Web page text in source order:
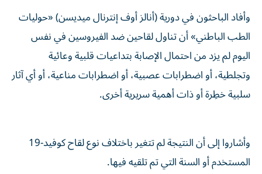
وأفاد الباحثون في دورية (أنالز أوف إنترنال ميديسن) «حوليات
الطب الباطني» أن تناول لقاحين ضد الفيروسين في نفس
اليوم لم يزد من احتمال الإصابة بتداعيات قلبية وعائية
وتجلطية، أو اضطرابات عصبية، أو ​اضطرابات مناعية، أو أي آثار
سلبية خطِرة أو ذات ‌أهمية سريرية أخرى.
وأشاروا إلى أن النتيجة لم تتغير باختلاف نوع لقاح كوفيد-19
المستخدم أو السنة التي تم تلقيه فيها.